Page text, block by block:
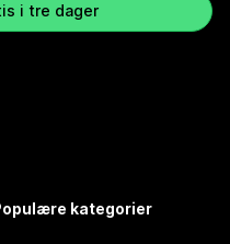
i tre dager
kategorier